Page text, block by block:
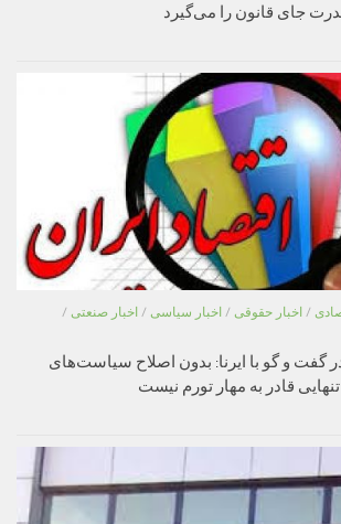
جای قانون را می‌گیرد
/ اخبار حقوقی / اخبار سیاسی / اخبار صنعتی /
گفت و گو با ایرنا: بدون اصلاح سیاست‌های
قادر به مهار تورم نیست